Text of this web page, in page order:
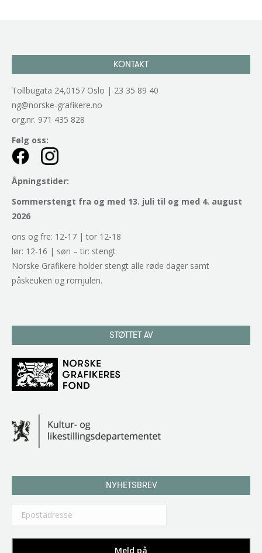
KONTAKT
Tollbugata 24,0157 Oslo | 23 35 89 40
ng@norske-grafikere.no
org.nr. 971 435 828
Følg oss:
Åpningstider:
Sommerstengt fra og med 13. juli til og med 4. august
2026
ons og fre: 12-17 | tor 12-18
lør: 12-16 | søn – tir: stengt
Norske Grafikere holder stengt alle røde dager samt
påskeuken og romjulen.
STØTTET AV
NYHETSBREV